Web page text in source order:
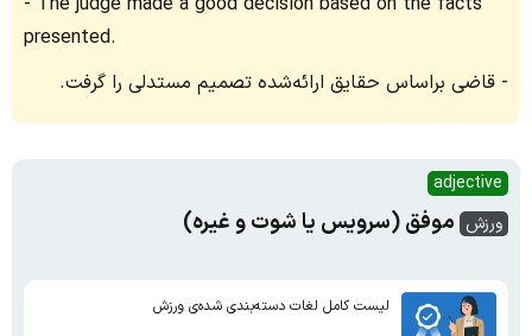
presented.
قاضی براساس حقایق ارائه‌شده تصمیم مستدلی را گرفت.
adjective
ورزش موفق (سرویس یا شوت و غیره)
لیست کامل لغات دسته‌بندی شده‌ی ورزش